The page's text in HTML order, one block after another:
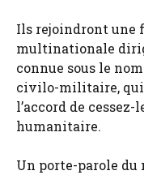
Ils rejoindront une
multinationale
connue sous le
civilo-militaire, qui
l’accord de
humanitaire.
Un porte-parole du